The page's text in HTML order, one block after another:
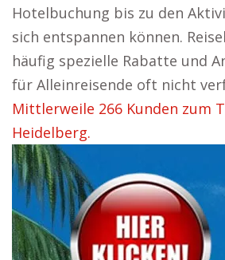
Hotelbuchung bis zu den
sich entspannen können.
häufig spezielle Rabatte und
für Alleinreisende oft nicht
Mittlerweile 266 Kunden zum
Heidelberg.